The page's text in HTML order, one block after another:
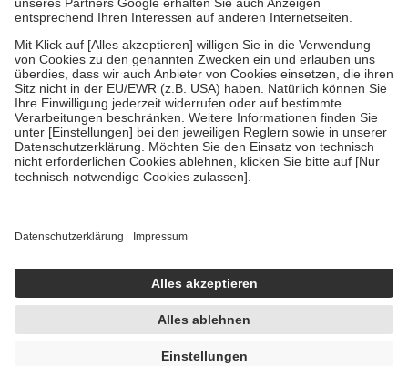
Um das Engagement der Versicherten für ihre eigene Gesundheit zu
stärken und die besondere Stellung der Familie zu unterstützen,
fallenkeine Zuzahlungenan bei:
• Kindern und Jugendlichen bis zum vollendeten 18. Lebensjahr
mit Ausnahme der Fahrkosten
• Untersuchungen zur Vorsorge und Früherkennung, die von der
GKV getragen werden
• empfohlenen Schutzimpfungen
• Harn- und Blutteststreifen
getroffen, um sicherzustellen, dass es sich um echte Bewertungen
https://help.etrusted.com/hc/de/articles/4419944605341
Einige Bilder und Inhalte wurden unter Zuhilfenahme künstlicher